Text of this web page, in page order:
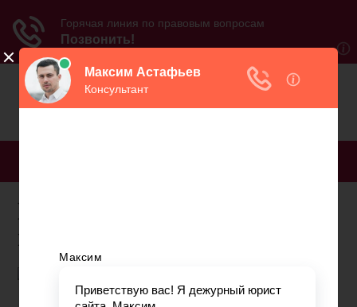
Взять кредит в мариуполе
пенсионерам